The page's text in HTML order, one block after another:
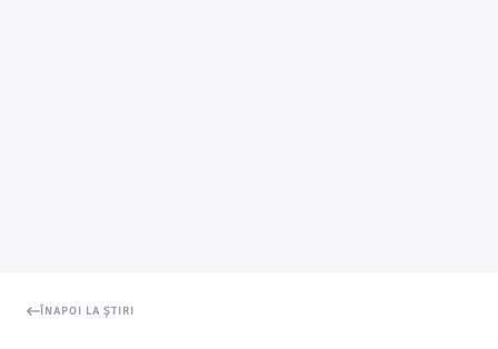
ÎNAPOI LA ȘTIRI